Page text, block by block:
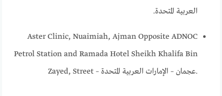
العربية المتحدة.
Aster Clinic, Nuaimiah, Ajman Opposite ADNOC
Petrol Station and Ramada Hotel Sheikh Khalifa Bin
Zayed, Street – عجمان – الإمارات العربية المتحدة.